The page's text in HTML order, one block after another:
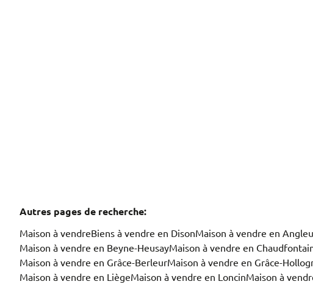
Autres pages de recherche:
Maison à vendreBiens à vendre en DisonMaison à vendre en
Maison à vendre en Beyne-HeusayMaison à vendre en
Maison à vendre en Grâce-BerleurMaison à vendre en Grâce-
Maison à vendre en LiègeMaison à vendre en LoncinMaison à